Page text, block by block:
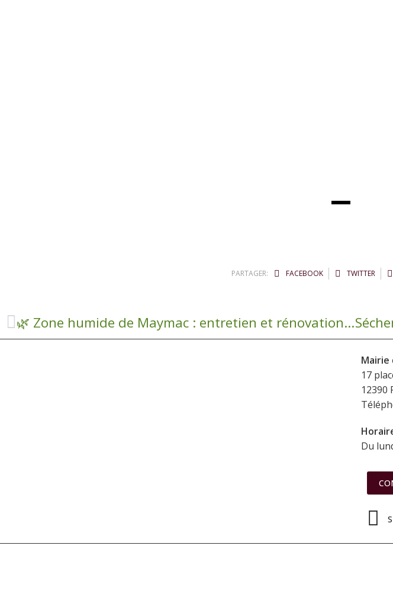
PARTAGER: FACEBOOK TWITTER
🌿 Zone humide de Maymac : entretien et rénovation des pontons
Mairie
17
12390
Du